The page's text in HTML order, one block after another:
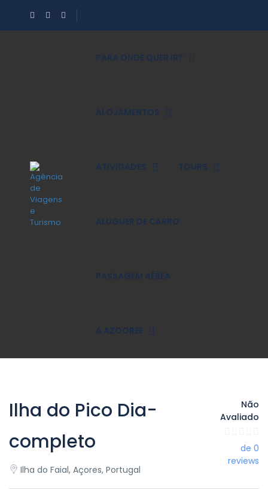
PARA ONDE QUER IR?
ALOJAMENTOS
ATIVIDADES TOURS
ALUGUER DE CARRO
PASSAGEM AÉREA
A AZOOREE
Ilha do Pico Dia-
completo
Ilha do Faial, Açores, Portugal
Não
Avaliado
de 0
reviews